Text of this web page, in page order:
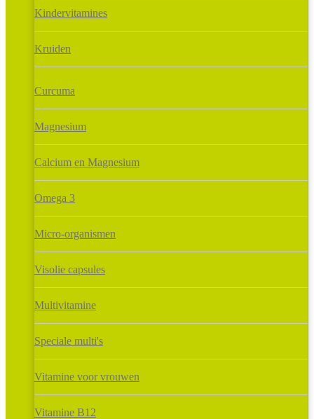
Kindervitamines
Kruiden
Curcuma
Magnesium
Calcium en Magnesium
Omega 3
Micro-organismen
Visolie capsules
Multivitamine
Speciale multi's
Vitamine voor vrouwen
Vitamine B12